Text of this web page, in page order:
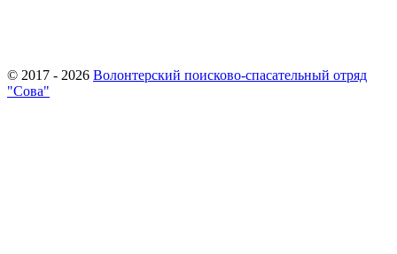
© 2017 - 2026 Волонтерский поисково-спасательный отряд
"Сова"